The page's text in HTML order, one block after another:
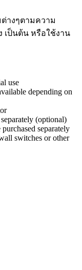
างๆตามความ
เป็นต้น หรือใช้งาน
use
depending on
(optional)
separately
switches or other